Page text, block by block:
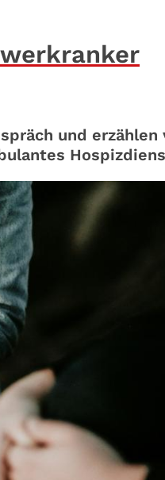
und erzählen